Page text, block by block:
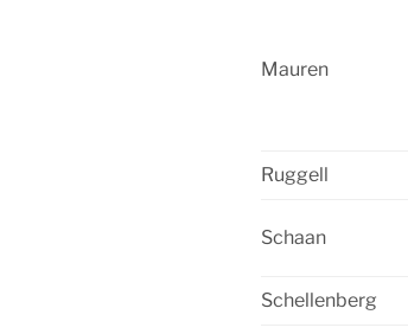
Mauren
Ruggell
Schaan
Schellenberg